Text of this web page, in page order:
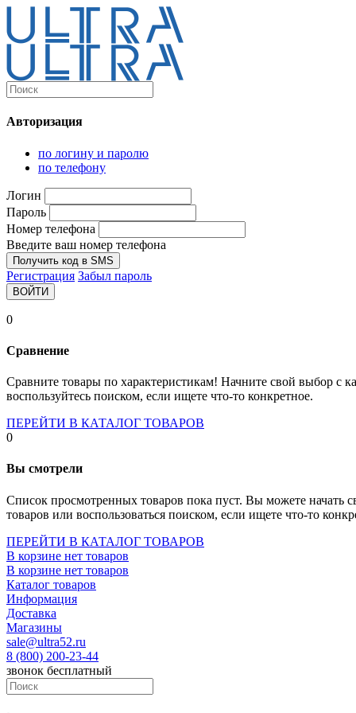
Каталог
Компьютеры и комплектующие
Персональные компьютеры
Моноблоки
Мониторы
Комплектующие
Socket-2066
Socket-775
Socket-fm2
Socket-am4
Socket- intel s1151
Socket- intel s2066
Socket- intel s1700
Авторизация
по логину и паролю
по телефону
Логин
Пароль
Номер телефона
Введите ваш номер телефона
Получить код в SMS
Регистрация Забыл пароль
ВОЙТИ
0
Сравнение
Сравните товары по характеристикам! Начните свой выбор с
воспользуйтесь поиском, если ищете что-то конкретное.
ПЕРЕЙТИ В КАТАЛОГ ТОВАРОВ
0
Вы смотрели
Список просмотренных товаров пока пуст. Вы можете начать
товаров или воспользоваться поиском, если ищете что-то
ПЕРЕЙТИ В КАТАЛОГ ТОВАРОВ
В корзине нет товаров
В корзине нет товаров
Каталог товаров
Информация
Доставка
Магазины
sale@ultra52.ru
8 (800) 200-23-44
звонок бесплатный